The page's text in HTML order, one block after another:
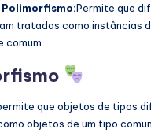
Permite que
tratadas como instâncias
comum.
que objetos de tipos
objetos de um tipo